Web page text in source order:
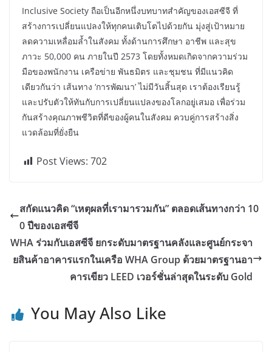
Inclusive Society ถือเป็นอีกหนึ่งบทบาทสำคัญของเอสซีจี ที่
สร้างการเปลี่ยนแปลงให้ทุกคนเติบโตไปด้วยกัน มุ่งสู่เป้าหมาย
ลดความเหลื่อมล้ำในสังคม ทั้งด้านการศึกษา อาชีพ และสุข
ภาวะ 50,000 คน ภายในปี 2573 โดยทั้งหมดเกิดจากความร่วม
มือของพนักงาน เครือข่าย พันธมิตร และชุมชน ที่มีแนวคิด
เดียวกันว่า เส้นทาง ‘การพัฒนา’ ไม่มีวันสิ้นสุด เราต้องเรียนรู้
และปรับตัวให้ทันกับการเปลี่ยนแปลงของโลกอยู่เสมอ เพื่อร่วม
กันสร้างคุณภาพชีวิตที่ดีของผู้คนในสังคม ควบคู่การสร้างสิ่ง
แวดล้อมที่ยั่งยืน
Post Views: 702
สกัดแนวคิด “เหตุผลที่เรามารวมกัน” ตลอดเส้นทางกว่า 10
0 ปีของเอสซีจี
WHA ร่วมกับเอสซีจี ยกระดับมาตรฐานคลังและศูนย์กระจา
ยสินค้าอาคารแรกในเครือ WHA Group ด้วยมาตรฐานอา
คารเขียว LEED เวอร์ชั่นล่าสุดในระดับ Gold
You May Also Like